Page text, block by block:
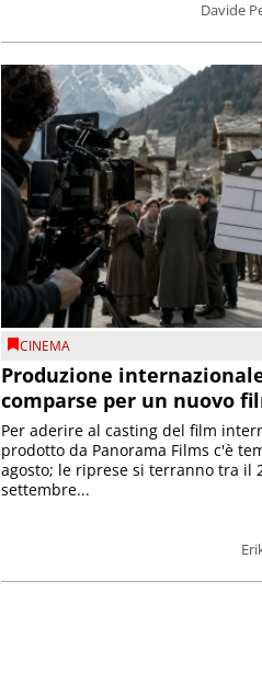
Davide
CINEMA
Produzione
comparse per un nuovo
Per aderire al casting del film
prodotto da Panorama Films c'è
agosto; le riprese si terranno tra il
settembre...